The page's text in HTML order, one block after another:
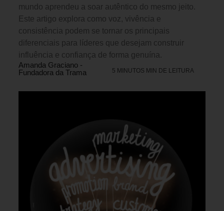
mundo aprendeu a soar autêntico do mesmo jeito.
Este artigo explora como voz, vivência e
consistência podem se tornar os principais
diferenciais para líderes que desejam construir
influência e confiança de forma genuína.
Amanda Graciano -
Fundadora da Trama
5 MINUTOS MIN DE LEITURA